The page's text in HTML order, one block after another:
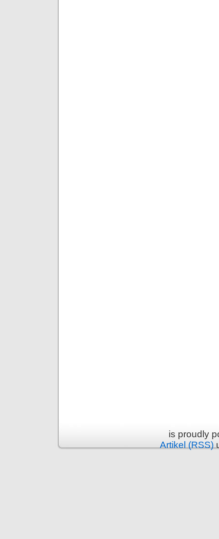
is proudly
Artikel (RSS)